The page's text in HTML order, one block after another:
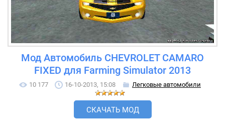
Мод Автомобиль CHEVROLET CAMARO
FIXED для Farming Simulator 2013
10 177 16-10-2013, 15:08 Легковые автомобили
СКАЧАТЬ МОД